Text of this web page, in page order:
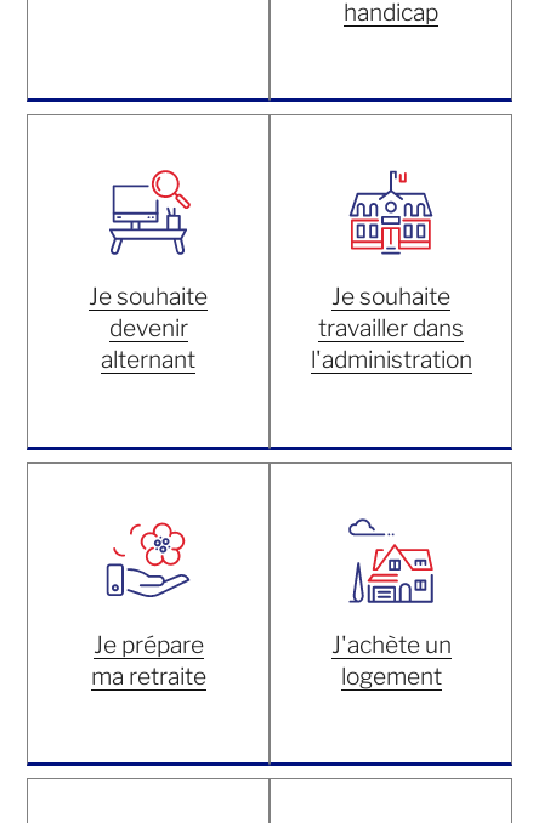
handicap
Je souhaite
devenir
alternant
Je souhaite
travailler dans
l'administration
Je prépare
ma retraite
J'achète un
logement